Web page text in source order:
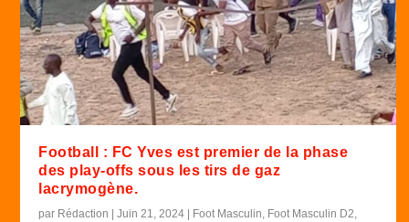
Football : FC Yves est premier de la phase
des play-offs sous les tirs de gaz
lacrymogène.
par Rédaction |Juin 21, 2024 | Foot Masculin Foot Masculin D2